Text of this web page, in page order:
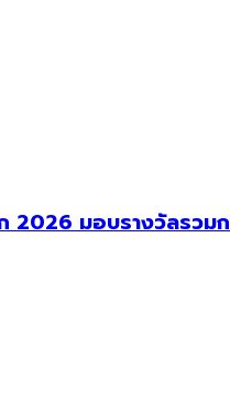
มอบรางวัลรวมก